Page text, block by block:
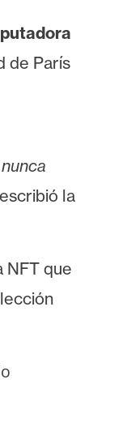
de París
escribió la
NFT que